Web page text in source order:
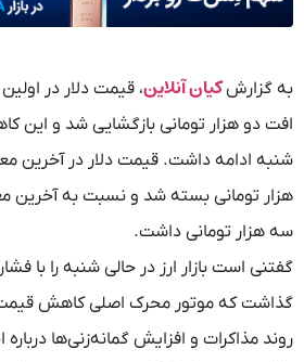
به گزارشکیان آنلاین، قیمت دلار در
افت دو هزار تومانی بازگشایی شد و این
هزار تومانی بسته شد و نسبت به آخرین
سه‌ هزار تومانی داشت.
گفتنی است بازار ارز در حالی شنبه را با
گذاشت که موتور محرک اصلی کاهش
روند مذاکرات و افزایش گمانه‌زنی‌ها درباره